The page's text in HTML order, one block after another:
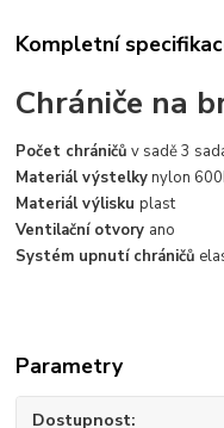
Kompletní
Chrániče na
Počet chráničů v sadě 3
Materiál výstelkynylon
Materiál výliskuplast
Ventilační otvory ano
Systém upnutí chráničů
Parametry
Dostupnost